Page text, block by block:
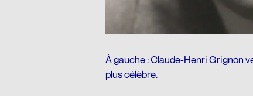
À gauche : Claude-Henri Grignon
plus célèbre.